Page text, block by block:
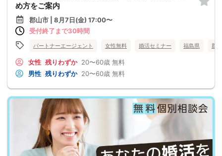
め方をご案内
郡山市 | 8月7日(金) 17:00〜
受付終了まで30時間
パートナーエージェント 女性無料 婚活セミナー 福島県 郡
女性 残りわずか 20〜60歳 無料
男性 残りわずか 20〜60歳 無料